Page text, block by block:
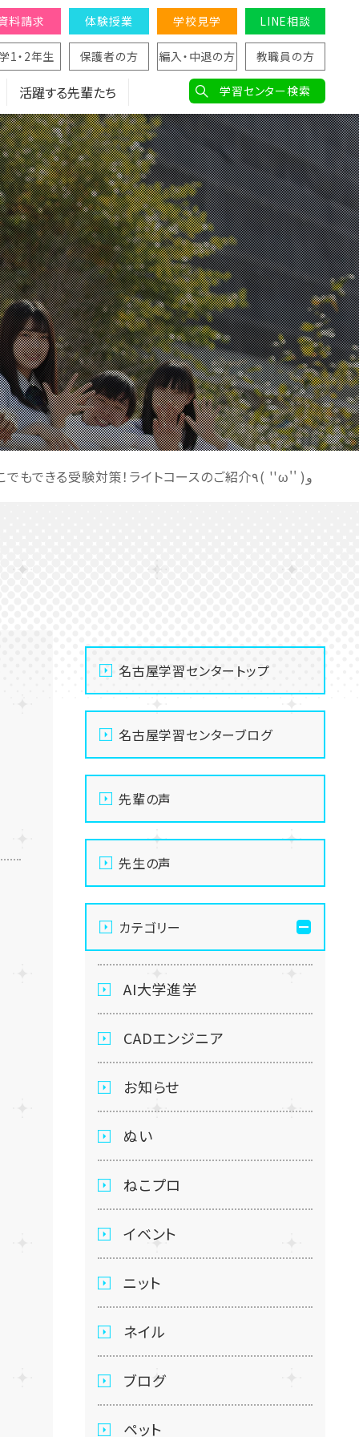
活躍する先輩たち
料請求 体験授業 学校見学 LINE相談
1・2年生 保護者の方 編入・中退の方 教職員の方
学習センター検索
【名古屋】いつでも、どこでもできる受験対策！ライトコースのご紹介٩( ''ω'' )و
名古屋学習センタートップ
名古屋学習センターブログ
先輩の声
先生の声
カテゴリー
AI大学進学
CADエンジニア
お知らせ
ぬい
ねこプロ
イベント
ニット
ネイル
ブログ
ペット